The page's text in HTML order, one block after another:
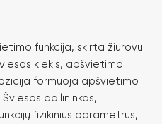
funkcija, skirta žiūrovui
kiekis, apšvietimo
formuoja apšvietimo
dailininkas,
fizikinius parametrus,